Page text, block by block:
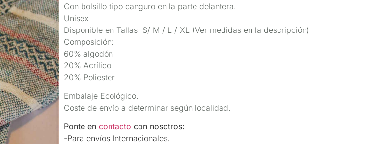
Con bolsillo tipo canguro en la parte delantera.
Unisex
Disponible en Tallas S/ M / L / XL (Ver medidas en la descripción)
Composición:
60% algodón
20% Acrílico
20% Poliester
Embalaje Ecológico.
Coste de envío a determinar según localidad.
Ponte en contacto con nosotros:
-Para envíos Internacionales.